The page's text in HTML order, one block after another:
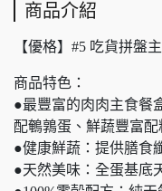
商品介紹
【優格】#5 吃貨拼盤
商品特色：
●最豐富的肉肉主食餐
配鵪鶉蛋、鮮蔬豐富配
●健康鮮蔬：提供膳食
●天然美味：全蛋基底